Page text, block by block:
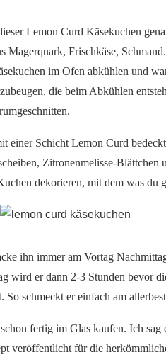
Lemon Curd Käsekuchen
Magerquark, Frischkäse,
im Ofen abkühlen und
die beim Abkühlen
einer Schicht Lemon Curd
Zitronenmelisse-Blättchen
dekorieren, mit dem was du
ihn immer am Vortag
wird er dann 2-3 Stunden bevor
schmeckt er einfach am
fertig im Glas kaufen. Ich sag
veröffentlicht für die